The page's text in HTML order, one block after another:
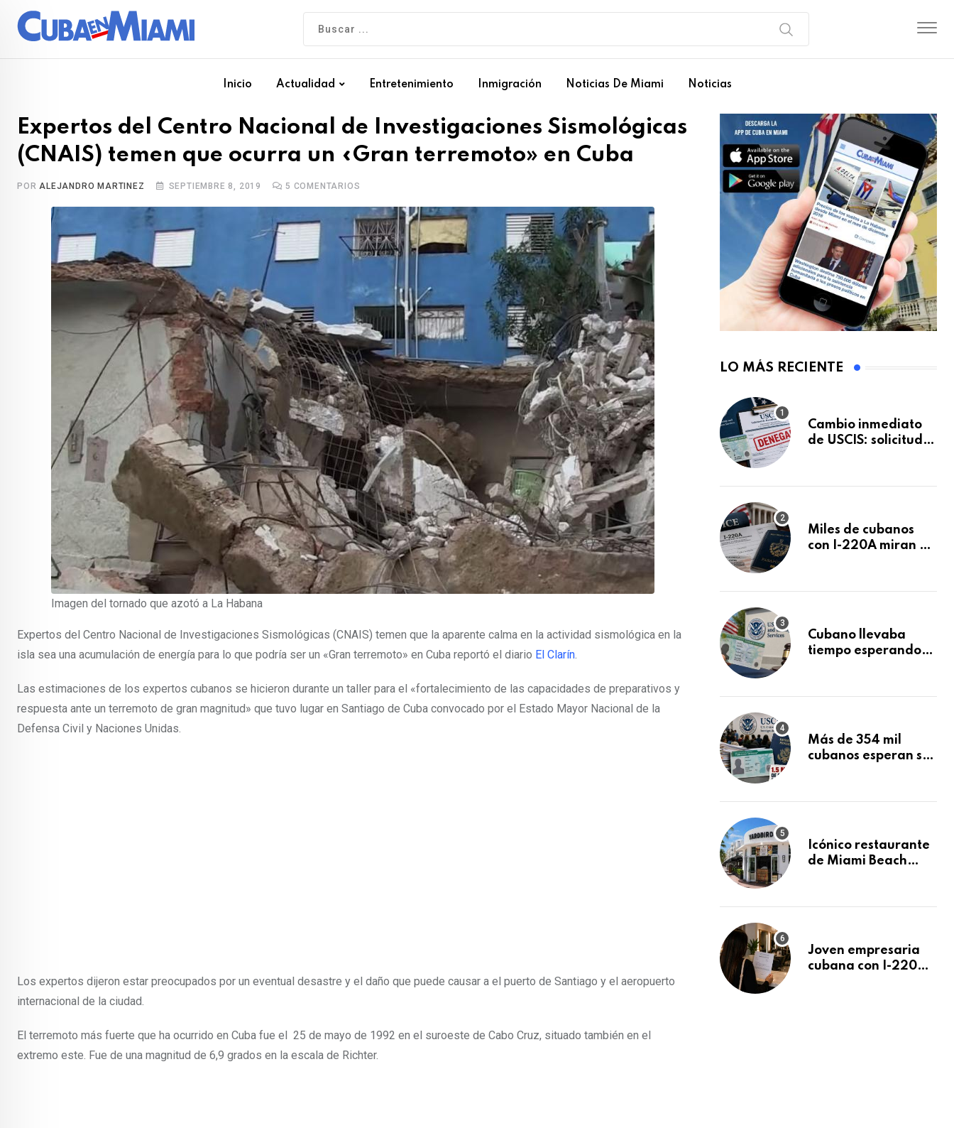
Inicio Actualidad Entretenimiento Inmigración Noticias De Miami Noticias
Expertos del Centro Nacional de Investigaciones Sismológicas
(CNAIS) temen que ocurra un «Gran terremoto» en Cuba
PORALEJANDRO MARTINEZ SEPTIEMBRE 8, 2019 5 COMENTARIOS
Imagen del tornado que azotó a La Habana
Expertos del Centro Nacional de Investigaciones Sismológicas (CNAIS) temen que la aparente calma en la actividad sismológica en la
isla sea una acumulación de energía para lo que podría ser un «Gran terremoto» en Cuba reportó el diario El Clarín.
Las estimaciones de los expertos cubanos se hicieron durante un taller para el «fortalecimiento de las capacidades de preparativos y
respuesta ante un terremoto de gran magnitud» que tuvo lugar en Santiago de Cuba convocado por el Estado Mayor Nacional de la
Defensa Civil y Naciones Unidas.
Los expertos dijeron estar preocupados por un eventual desastre y el daño que puede causar a el puerto de Santiago y el aeropuerto
internacional de la ciudad.
El terremoto más fuerte que ha ocurrido en Cuba fue el 25 de mayo de 1992 en el suroeste de Cabo Cruz, situado también en el
extremo este. Fue de una magnitud de 6,9 grados en la escala de Richter.
LO MÁS RECIENTE
Cambio inmediato
de USCIS: solicitudes
sin previo aviso
Miles de cubanos
con I-220A miran al
decidirse en una
Cubano llevaba
tiempo esperando
tras Writ of
Más de 354 mil
cubanos esperan su
acumula 1.5 millones
Icónico restaurante
de Miami Beach
después de 15 años
Joven empresaria
cubana con I-220A